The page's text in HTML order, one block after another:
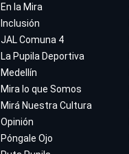
En la Mira
Inclusión
JAL Comuna 4
La Pupila Deportiva
Medellín
Mira lo que Somos
Mirá Nuestra Cultura
Opinión
Póngale Ojo